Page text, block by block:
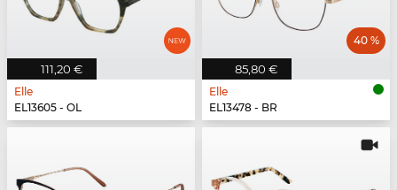
111,20 €
Elle
EL13605 - OL
85,80 €
40 %
Elle
EL13478 - BR